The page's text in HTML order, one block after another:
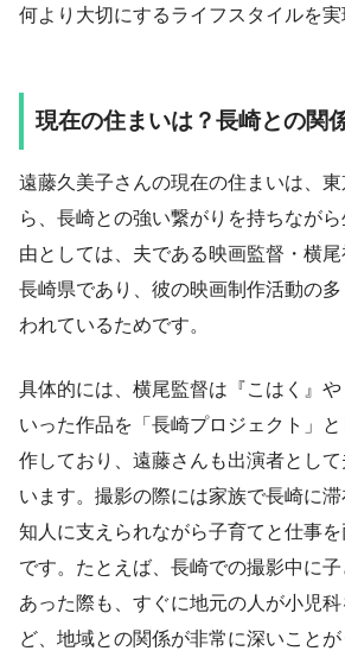
何より大切にするライフスタイルを実
現在の住まいは？長崎との関
遠藤久美子さんの現在の住まいは、
ら、長崎との強い繋がりを持ちなが
由としては、夫である映画監督・横
長崎県であり、彼の映画制作活動の
われているためです。
具体的には、横尾監督は『こはく』
いった作品を「長崎プロジェクト」
作しており、遠藤さんも出演者とし
います。撮影の際には家族で長崎に
知人に支えられながら子育てと仕事
です。たとえば、長崎での撮影中に
あった際も、すぐに地元の人が小児
ど、地域との関係が非常に深いことが